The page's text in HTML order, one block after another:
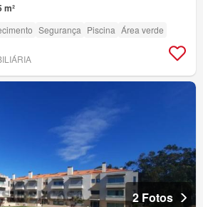
m²
Segurança Piscina Área verde
2 Fotos